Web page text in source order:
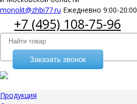
monolit@zhbi77.ru Ежедневно 9:00-20:00
+7 (495) 108-75-96
Заказать звонок
Продукция